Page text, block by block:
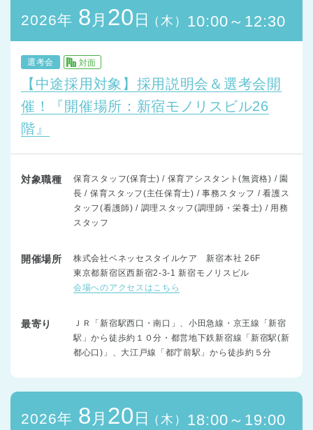
2026年 8 月 20 日 （木） 10:00～12:30
選考会 対面
【中途採用対象】採用説明会＆選考会開
催！『開催場所：新宿モノリスビル26
階』
対象職種
保育スタッフ(保育士) / 保育アシスタント(無資格) / 園
長 / 保育スタッフ(主任保育士) / 事務スタッフ / 看護ス
タッフ(看護師) / 調理スタッフ(調理師・栄養士) / 用務
スタッフ
開催場所
株式会社ベネッセスタイルケア 新宿本社 26F
東京都新宿区西新宿2-3-1 新宿モノリスビル
会場へのアクセスはこちら
最寄り
ＪＲ「新宿駅西口・南口」、小田急線・京王線「新宿
駅」から徒歩約１０分・都営地下鉄新宿線「新宿駅(新
都心口)」、大江戸線「都庁前駅」から徒歩約５分
2026年 8 月 20 日 （木） 18:00～19:00